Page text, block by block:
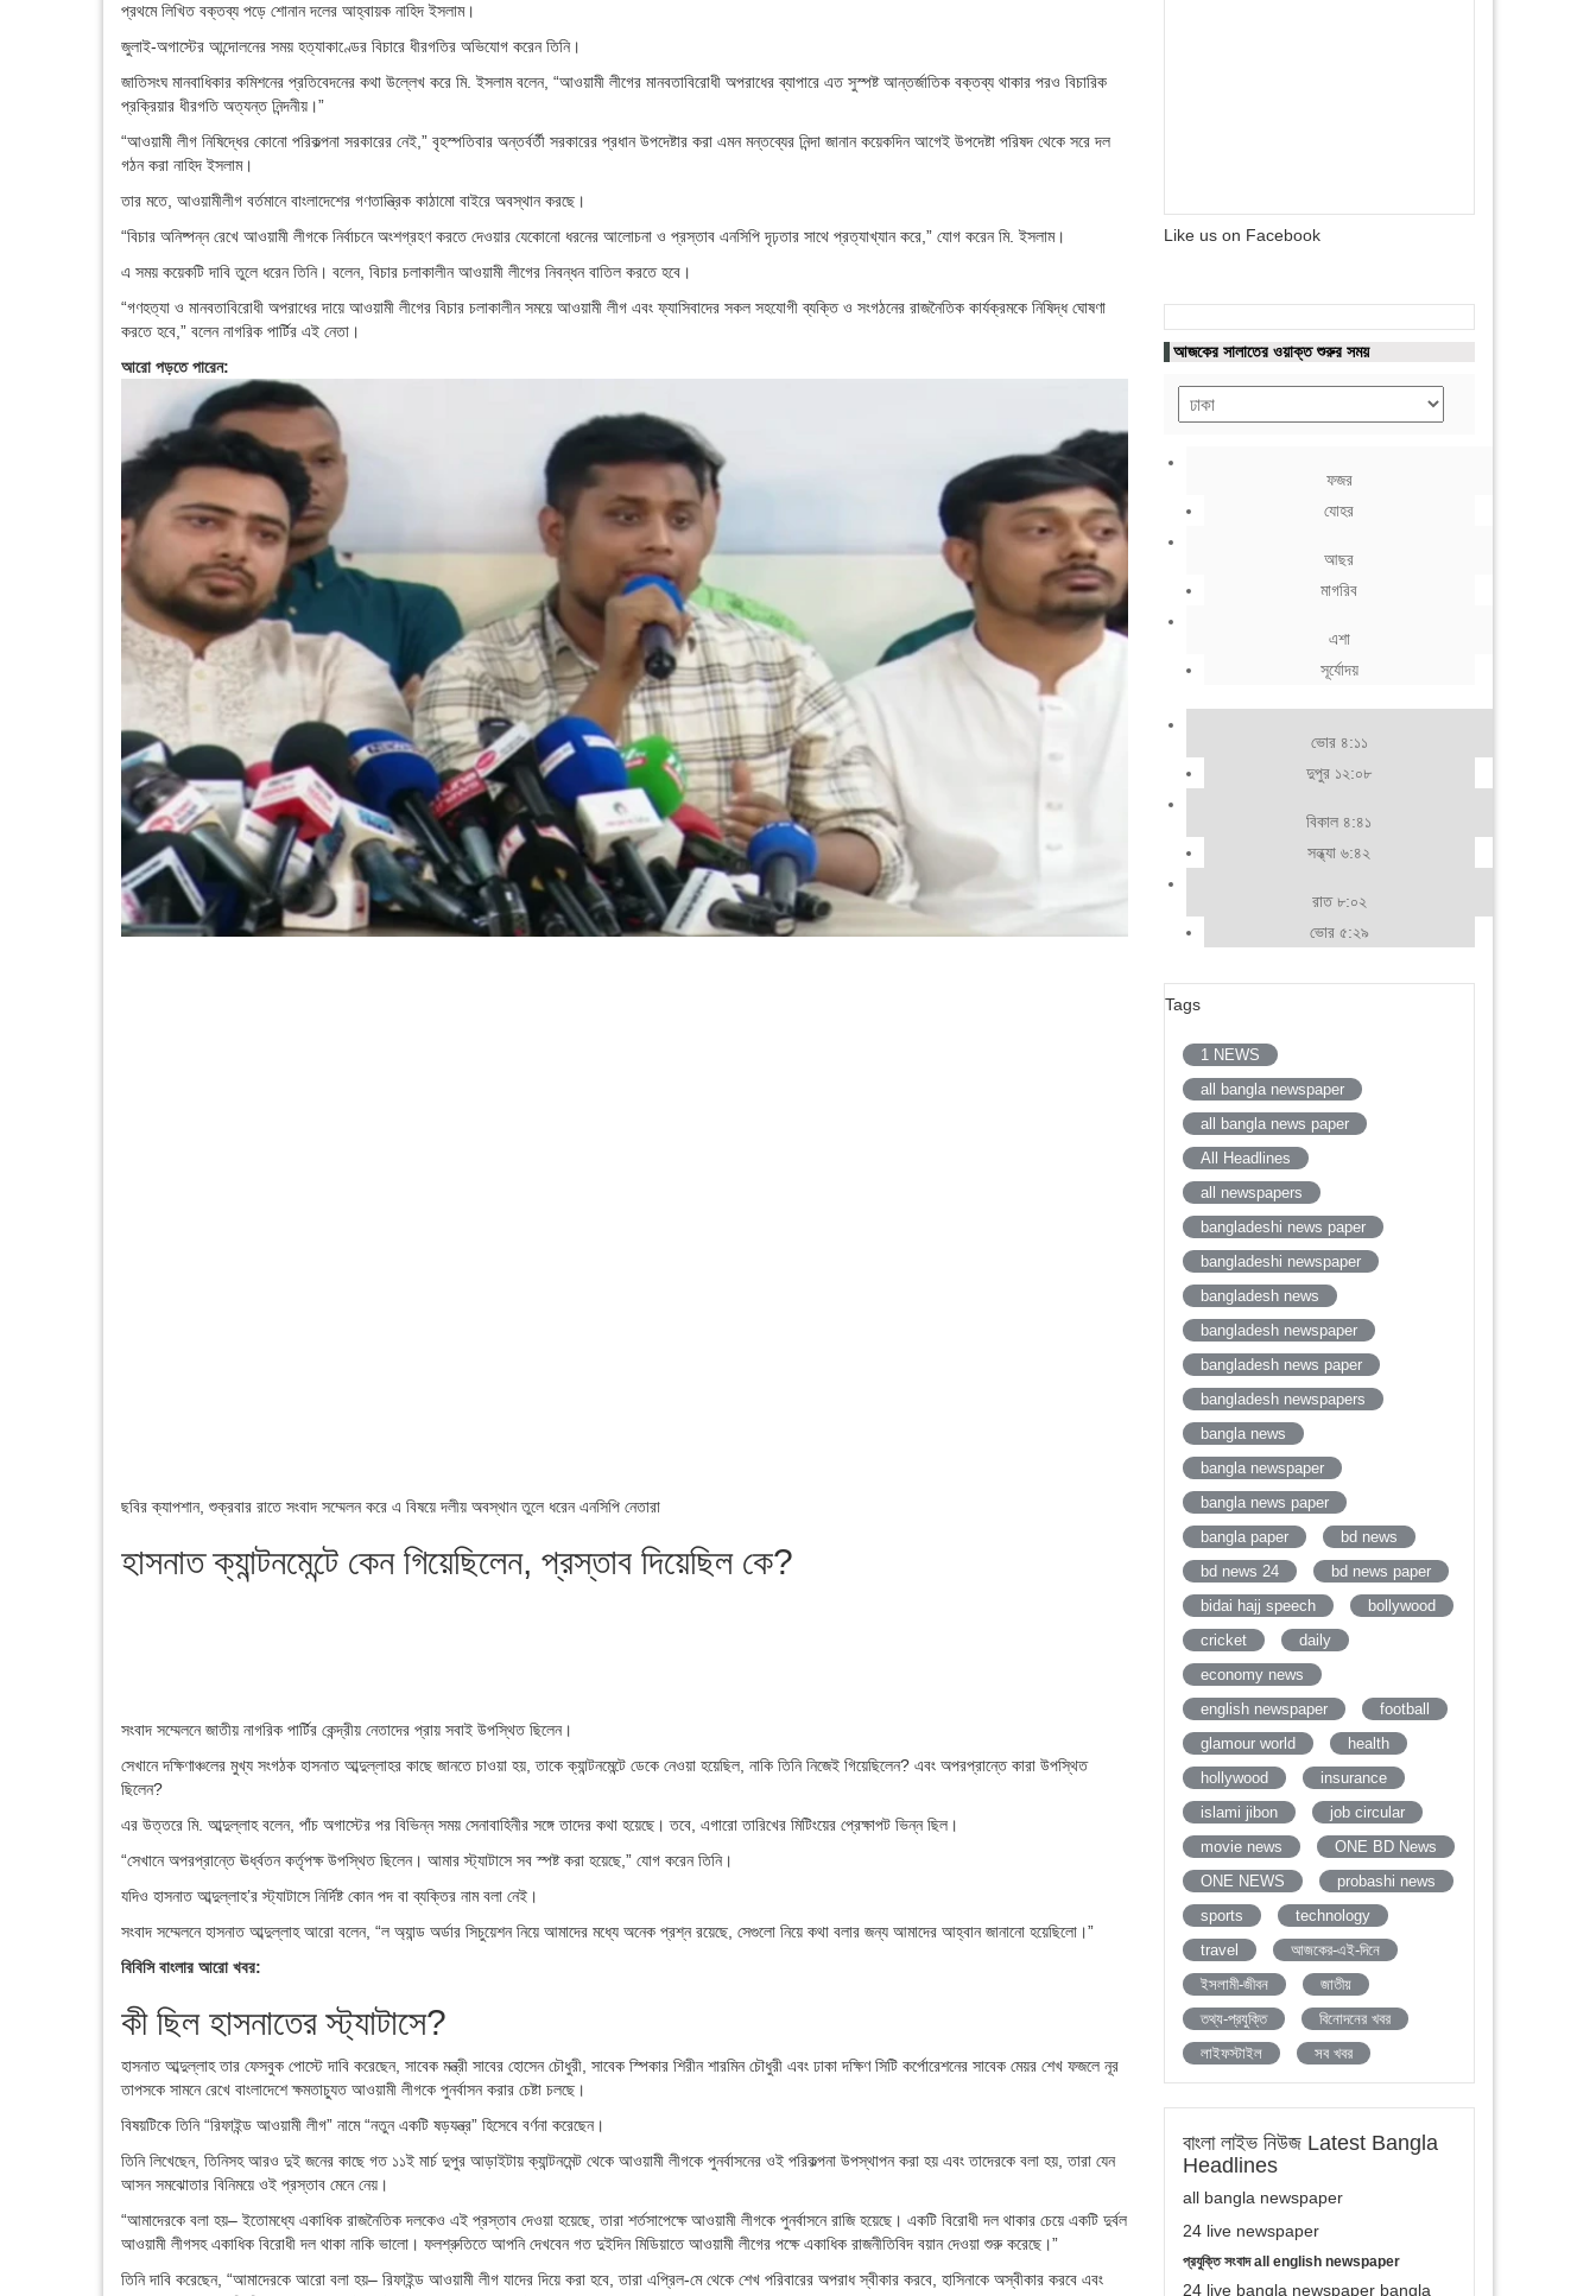
প্রথমে লিখিত বক্তব্য পড়ে শোনান দলের আহ্বায়ক নাহিদ ইসলাম।
জুলাই-অগাস্টের আন্দোলনের সময় হত্যাকাণ্ডের বিচারে ধীরগতির অভিযোগ করেন তিনি।
জাতিসংঘ মানবাধিকার কমিশনের প্রতিবেদনের কথা উল্লেখ করে মি. ইসলাম বলেন, “আওয়ামী লীগের মানবতাবিরোধী অপরাধের ব্যাপারে এত সুস্পষ্ট আন্তর্জাতিক বক্তব্য থাকার পরও বিচারিক
প্রক্রিয়ার ধীরগতি অত্যন্ত নিন্দনীয়।”
“আওয়ামী লীগ নিষিদ্ধের কোনো পরিকল্পনা সরকারের নেই,” বৃহস্পতিবার অন্তর্বর্তী সরকারের প্রধান উপদেষ্টার করা এমন মন্তব্যের নিন্দা জানান কয়েকদিন আগেই উপদেষ্টা পরিষদ থেকে সরে দল
গঠন করা নাহিদ ইসলাম।
তার মতে, আওয়ামীলীগ বর্তমানে বাংলাদেশের গণতান্ত্রিক কাঠামো বাইরে অবস্থান করছে।
“বিচার অনিষ্পন্ন রেখে আওয়ামী লীগকে নির্বাচনে অংশগ্রহণ করতে দেওয়ার যেকোনো ধরনের আলোচনা ও প্রস্তাব এনসিপি দৃঢ়তার সাথে প্রত্যাখ্যান করে,” যোগ করেন মি. ইসলাম।
এ সময় কয়েকটি দাবি তুলে ধরেন তিনি। বলেন, বিচার চলাকালীন আওয়ামী লীগের নিবন্ধন বাতিল করতে হবে।
“গণহত্যা ও মানবতাবিরোধী অপরাধের দায়ে আওয়ামী লীগের বিচার চলাকালীন সময়ে আওয়ামী লীগ এবং ফ্যাসিবাদের সকল সহযোগী ব্যক্তি ও সংগঠনের রাজনৈতিক কার্যক্রমকে নিষিদ্ধ ঘোষণা
করতে হবে,” বলেন নাগরিক পার্টির এই নেতা।
আরো পড়তে পারেন:
ছবির ক্যাপশান, শুক্রবার রাতে সংবাদ সম্মেলন করে এ বিষয়ে দলীয় অবস্থান তুলে ধরেন এনসিপি নেতারা
হাসনাত ক্যান্টনমেন্টে কেন গিয়েছিলেন, প্রস্তাব দিয়েছিল কে?
সংবাদ সম্মেলনে জাতীয় নাগরিক পার্টির কেন্দ্রীয় নেতাদের প্রায় সবাই উপস্থিত ছিলেন।
সেখানে দক্ষিণাঞ্চলের মুখ্য সংগঠক হাসনাত আব্দুল্লাহর কাছে জানতে চাওয়া হয়, তাকে ক্যান্টনমেন্টে ডেকে নেওয়া হয়েছিল, নাকি তিনি নিজেই গিয়েছিলেন? এবং অপরপ্রান্তে কারা উপস্থিত
ছিলেন?
এর উত্তরে মি. আব্দুল্লাহ বলেন, পাঁচ অগাস্টের পর বিভিন্ন সময় সেনাবাহিনীর সঙ্গে তাদের কথা হয়েছে। তবে, এগারো তারিখের মিটিংয়ের প্রেক্ষাপট ভিন্ন ছিল।
“সেখানে অপরপ্রান্তে ঊর্ধ্বতন কর্তৃপক্ষ উপস্থিত ছিলেন। আমার স্ট্যাটাসে সব স্পষ্ট করা হয়েছে,” যোগ করেন তিনি।
যদিও হাসনাত আব্দুল্লাহ’র স্ট্যাটাসে নির্দিষ্ট কোন পদ বা ব্যক্তির নাম বলা নেই।
সংবাদ সম্মেলনে হাসনাত আব্দুল্লাহ আরো বলেন, “ল অ্যান্ড অর্ডার সিচুয়েশন নিয়ে আমাদের মধ্যে অনেক প্রশ্ন রয়েছে, সেগুলো নিয়ে কথা বলার জন্য আমাদের আহ্বান জানানো হয়েছিলো।”
বিবিসি বাংলার আরো খবর:
কী ছিল হাসনাতের স্ট্যাটাসে?
হাসনাত আব্দুল্লাহ তার ফেসবুক পোস্টে দাবি করেছেন, সাবেক মন্ত্রী সাবের হোসেন চৌধুরী, সাবেক স্পিকার শিরীন শারমিন চৌধুরী এবং ঢাকা দক্ষিণ সিটি কর্পোরেশনের সাবেক মেয়র শেখ ফজলে নূর
তাপসকে সামনে রেখে বাংলাদেশে ক্ষমতাচ্যুত আওয়ামী লীগকে পুনর্বাসন করার চেষ্টা চলছে।
বিষয়টিকে তিনি “রিফাইন্ড আওয়ামী লীগ” নামে “নতুন একটি ষড়যন্ত্র” হিসেবে বর্ণনা করেছেন।
তিনি লিখেছেন, তিনিসহ আরও দুই জনের কাছে গত ১১ই মার্চ দুপুর আড়াইটায় ক্যান্টনমেন্ট থেকে আওয়ামী লীগকে পুনর্বাসনের ওই পরিকল্পনা উপস্থাপন করা হয় এবং তাদেরকে বলা হয়, তারা যেন
আসন সমঝোতার বিনিময়ে ওই প্রস্তাব মেনে নেয়।
“আমাদেরকে বলা হয়– ইতোমধ্যে একাধিক রাজনৈতিক দলকেও এই প্রস্তাব দেওয়া হয়েছে, তারা শর্তসাপেক্ষে আওয়ামী লীগকে পুনর্বাসনে রাজি হয়েছে। একটি বিরোধী দল থাকার চেয়ে একটি দুর্বল
আওয়ামী লীগসহ একাধিক বিরোধী দল থাকা নাকি ভালো। ফলশ্রুতিতে আপনি দেখবেন গত দুইদিন মিডিয়াতে আওয়ামী লীগের পক্ষে একাধিক রাজনীতিবিদ বয়ান দেওয়া শুরু করেছে।”
তিনি দাবি করেছেন, “আমাদেরকে আরো বলা হয়– রিফাইন্ড আওয়ামী লীগ যাদের দিয়ে করা হবে, তারা এপ্রিল-মে থেকে শেখ পরিবারের অপরাধ স্বীকার করবে, হাসিনাকে অস্বীকার করবে এবং
Like us on Facebook
আজকের সালাতের ওয়াক্ত শুরুর সময়
ফজর
যোহর
আছর
মাগরিব
এশা
সূর্যোদয়
ভোর ৪:১১
দুপুর ১২:০৮
বিকাল ৪:৪১
সন্ধ্যা ৬:৪২
রাত ৮:০২
ভোর ৫:২৯
Tags
1 NEWS
all bangla newspaper
all bangla news paper
All Headlines
all newspapers
bangladeshi news paper
bangladeshi newspaper
bangladesh news
bangladesh newspaper
bangladesh news paper
bangladesh newspapers
bangla news
bangla newspaper
bangla news paper
bangla paper
bd news
bd news 24
bd news paper
bidai hajj speech
bollywood
cricket
daily
economy news
english newspaper
football
glamour world
health
hollywood
insurance
islami jibon
job circular
movie news
ONE BD News
ONE NEWS
probashi news
sports
technology
travel
আজকের-এই-দিনে
ইসলামী-জীবন
জাতীয়
তথ্য-প্রযুক্তি
বিনোদনের খবর
লাইফস্টাইল
সব খবর
বাংলা লাইভ নিউজ Latest Bangla
Headlines
all bangla newspaper
24 live newspaper
প্রযুক্তি সংবাদ all english newspaper
24 live bangla newspaper bangla